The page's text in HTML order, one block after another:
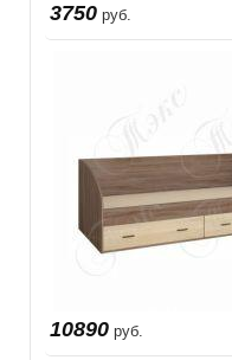
3750 руб.
10890 руб.